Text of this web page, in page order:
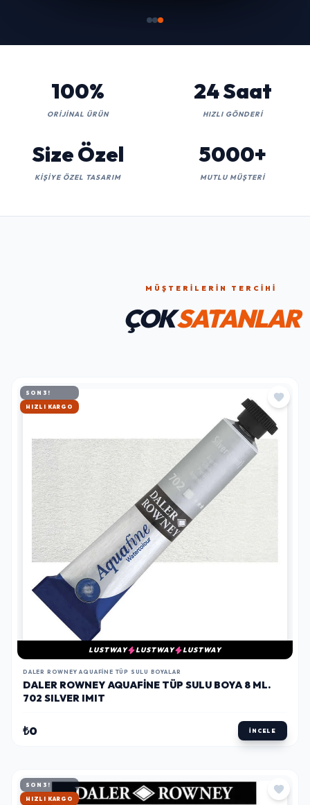
100%
ORIJINAL ÜRÜN
24 Saat
HIZLI GÖNDERI
Size Özel
KIŞIYE ÖZEL TASARIM
5000+
MUTLU MÜŞTERI
MÜŞTERILERIN TERCIHI
ÇOKSATANLAR
SON 3!
HIZLI KARGO
LUSTWAY LUSTWAY LUSTWAY
DALER ROWNEY AQUAFINE TÜP SULU BOYALAR
DALER ROWNEY AQUAFINE TÜP SULU BOYA 8 ML.
702 SILVER IMIT
₺0 İNCELE
SON 3!
HIZLI KARGO